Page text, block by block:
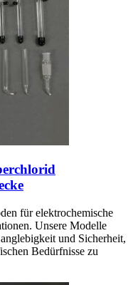
für elektrochemische
Unsere Modelle
und Sicherheit,
Bedürfnisse zu